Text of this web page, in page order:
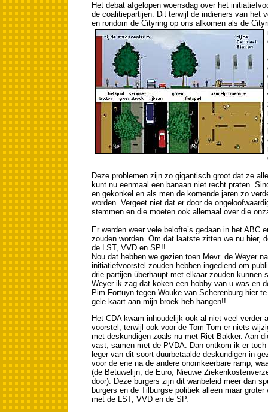
Het debat afgelopen woensdag over het
de coalitiepartijen. Dit terwijl de indieners van het
en rondom de Cityring op ons afkomen als de
Deze problemen zijn zo gigantisch groot dat ze
kunt nu eenmaal een banaan niet recht praten.
en gekonkel en als men de komende jaren zo
worden. Vergeet niet dat er door de
stemmen en die moeten ook allemaal over die
Er werden weer vele belofte’s gedaan in het
zouden worden. Om dat laatste zitten we nu hier,
de LST, VVD en SP!!
Nou dat hebben we gezien toen Mevr. de Weyer
initiatiefvoorstel zouden hebben ingediend om
drie partijen überhaupt met elkaar zouden kunnen
Weyer ik zag dat koken een hobby van u was en
Pim Fortuyn tegen Wouke van Scherenburg hier
gele kaart aan mijn broek heb hangen!!
Het CDA kwam inhoudelijk ook al niet veel verder
voorstel, terwijl ook voor de Tom Tom er niets
met deskundigen zoals nu met Riet Bakker. Aan
vast, samen met de PVDA. Dan ontkom ik er
leger van dit soort duurbetaalde deskundigen in
voor de ene na de andere onomkeerbare ramp,
(de Betuwelijn, de Euro, Nieuwe
door). Deze burgers zijn dit wanbeleid meer dan
burgers en de Tilburgse politiek alleen maar
met de LST, VVD en de SP.